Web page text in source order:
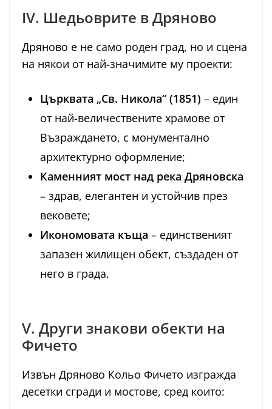
IV. Шедьоврите в Дряново
Дряново е не само роден град, но и сцена
на някои от най-значимите му проекти:
Църквата „Св. Никола“ (1851) – един
от най-величествените храмове от
Възраждането, с монументално
архитектурно оформление;
Каменният мост над река Дряновска
– здрав, елегантен и устойчив през
вековете;
Икономовата къща – единственият
запазен жилищен обект, създаден от
него в града.
V. Други знакови обекти на
Фичето
Извън Дряново Кольо Фичето изгражда
десетки сгради и мостове, сред които: